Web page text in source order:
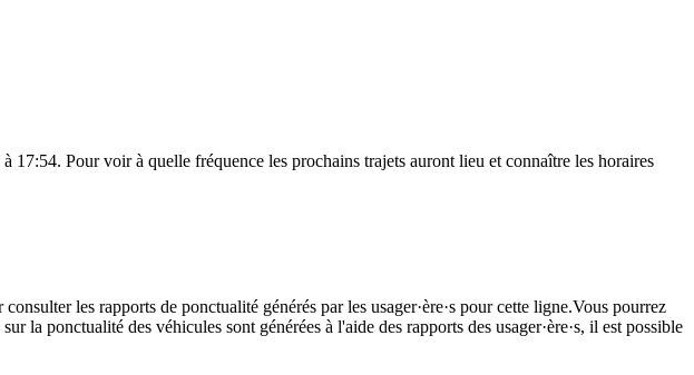
Pour voir à quelle fréquence les prochains trajets auront lieu et connaître les horaires
consulter les rapports de ponctualité générés par les usager·ère·s pour cette ligne.Vous pourrez
la ponctualité des véhicules sont générées à l'aide des rapports des usager·ère·s, il est possible